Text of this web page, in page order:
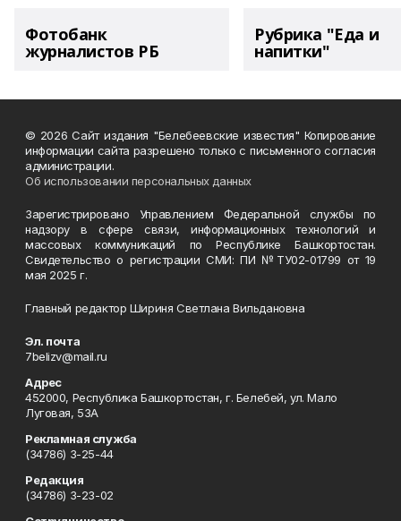
Фотобанк
журналистов РБ
Рубрика "Еда и
напитки"
© 2026 Сайт издания "Белебеевские известия" Копирование
информации сайта разрешено только с письменного согласия
администрации.
Об использовании персональных данных
Зарегистрировано Управлением Федеральной службы по
надзору в сфере связи, информационных технологий и
массовых коммуникаций по Республике Башкортостан.
Свидетельство о регистрации СМИ: ПИ №ТУ02-01799 от 19
мая 2025 г.
Главный редактор Шириня Светлана Вильдановна
Эл. почта
7belizv@mail.ru
Адрес
452000, Республика Башкортостан, г. Белебей, ул. Мало
Луговая, 53А
Рекламная служба
(34786) 3-25-44
Редакция
(34786) 3-23-02